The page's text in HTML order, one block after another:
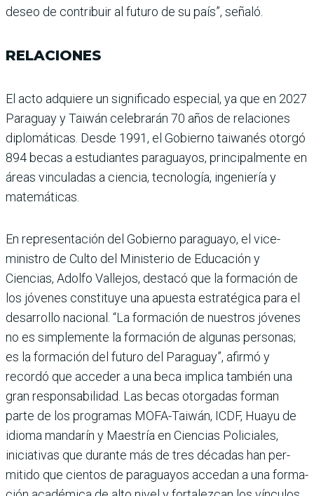
deseo de contribuir al futuro de su país”, señaló.
RELACIONES
El acto adquiere un signifi­cado especial, ya que en 2027
Paraguay y Taiwán celebra­rán 70 años de relaciones
diplomáticas. Desde 1991, el Gobierno taiwanés otorgó
894 becas a estudiantes paraguayos, principalmente en
áreas vinculadas a cien­cia, tecnología, ingeniería y
matemáticas.
En representación del Gobierno paraguayo, el vice­
ministro de Culto del Minis­terio de Educación y
Ciencias, Adolfo Vallejos, destacó que la formación de
los jóve­nes constituye una apuesta estratégica para el
desarrollo nacional. “La formación de nuestros jóvenes
no es sim­plemente la formación de algunas personas;
es la for­mación del futuro del Para­guay”, afirmó y
recordó que acceder a una beca implica también una
gran responsa­bilidad. Las becas otorgadas forman
parte de los progra­mas MOFA-Taiwán, ICDF, Huayu de
idioma mandarín y Maestría en Ciencias Poli­ciales,
iniciativas que durante más de tres décadas han per­
mitido que cientos de para­guayos accedan a una forma­